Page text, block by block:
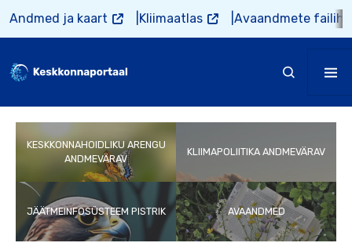
Liigu edasi põhisisu juurde
Andmed ja kaart Kliimaatlas Avaandmete
KESKKONNAHOIDLIKU ARENGU
ANDMEVÄRAV
KLIIMAPOLIITIKA ANDMEVÄRAV
JÄÄTMEINFOSÜSTEEM PISTRIK AVAANDMED